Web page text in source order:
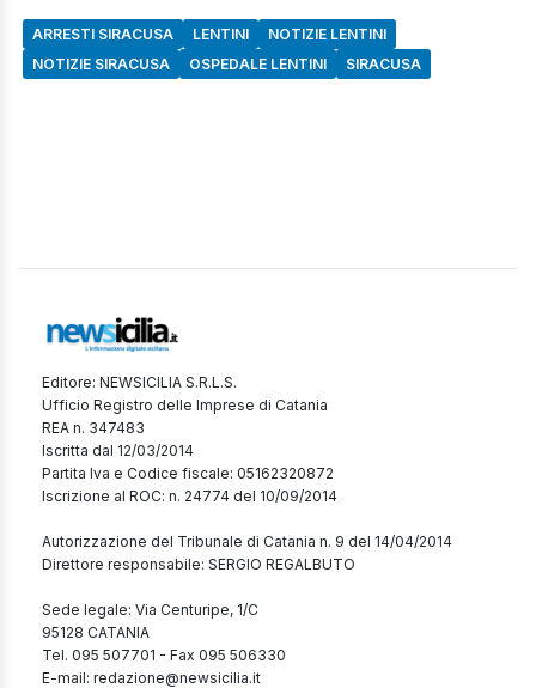
ARRESTI SIRACUSA LENTINI
NOTIZIE LENTINI
NOTIZIE SIRACUSA
OSPEDALE LENTINI SIRACUSA
Editore: NEWSICILIA S.R.L.S.
Ufficio Registro delle Imprese di Catania
REA n. 347483
Iscritta dal 12/03/2014
Partita Iva e Codice fiscale: 05162320872
Iscrizione al ROC: n. 24774 del 10/09/2014
Autorizzazione del Tribunale di Catania n. 9 del 14/04/2014
Direttore responsabile: SERGIO REGALBUTO
Sede legale: Via Centuripe, 1/C
95128 CATANIA
Tel. 095 507701 - Fax 095 506330
E-mail: redazione@newsicilia.it